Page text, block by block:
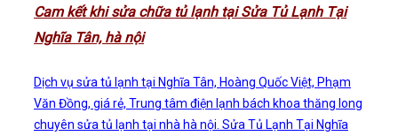
Cam kết khi sửa chữa tủ lạnh tại Sửa Tủ Lạnh Tại
Nghĩa Tân, hà nội
Dịch vụ sửa tủ lạnh tại Nghĩa Tân, Hoàng Quốc Việt, Phạm
Văn Đồng, giá rẻ, Trung tâm điện lạnh bách khoa thăng long
chuyên sửa tủ lạnh tại nhà hà nội. Sửa Tủ Lạnh Tại Nghĩa